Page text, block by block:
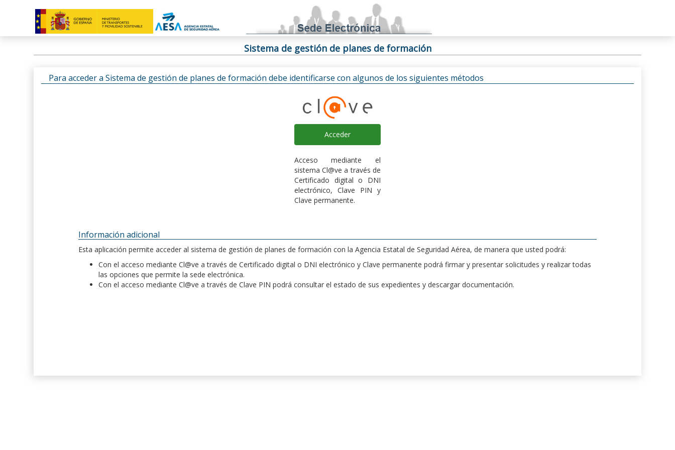
Sistema de gestión de planes de formación
Para acceder a Sistema de gestión de planes de formación debe identificarse con algunos de los siguientes métodos
Acceder
Acceso mediante el
sistema Cl@ve a través de
Certificado digital o DNI
electrónico, Clave PIN y
Clave permanente.
Información adicional
Esta aplicación permite acceder al sistema de gestión de planes de formación con la Agencia Estatal de Seguridad Aérea, de manera que usted podrá:
Con el acceso mediante Cl@ve a través de Certificado digital o DNI electrónico y Clave permanente podrá firmar y presentar solicitudes y realizar todas
las opciones que permite la sede electrónica.
Con el acceso mediante Cl@ve a través de Clave PIN podrá consultar el estado de sus expedientes y descargar documentación.